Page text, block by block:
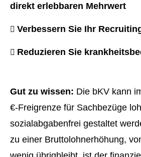
direkt erlebbaren Mehrwert
Verbessern Sie Ihr
Reduzieren Sie
Gut zu wissen: Die bKV kann
€-Freigrenze für Sachbezüge
sozialabgabenfrei gestaltet
zu einer Bruttolohnerhöhung,